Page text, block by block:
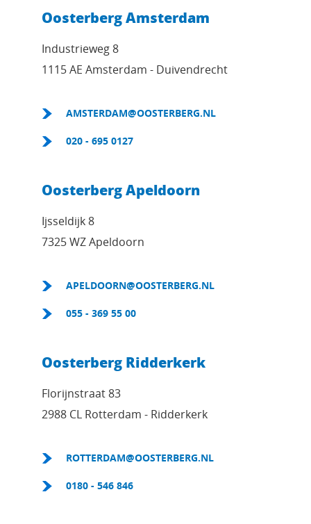
Oosterberg Amsterdam
Industrieweg 8
1115 AE Amsterdam - Duivendrecht
AMSTERDAM@OOSTERBERG.NL
020 - 695 0127
Oosterberg Apeldoorn
Ijsseldijk 8
7325 WZ Apeldoorn
APELDOORN@OOSTERBERG.NL
055 - 369 55 00
Oosterberg Ridderkerk
Florijnstraat 83
2988 CL Rotterdam - Ridderkerk
ROTTERDAM@OOSTERBERG.NL
0180 - 546 846